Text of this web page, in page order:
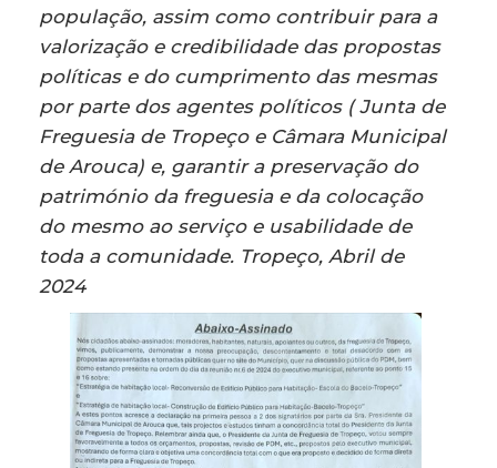
população, assim como contribuir para a
valorização e credibilidade das propostas
políticas e do cumprimento das mesmas
por parte dos agentes políticos ( Junta de
Freguesia de Tropeço e Câmara Municipal
de Arouca) e, garantir a preservação do
património da freguesia e da colocação
do mesmo ao serviço e usabilidade de
toda a comunidade. Tropeço, Abril de
2024